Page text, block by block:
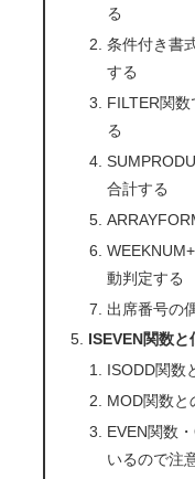
る
条件付き書
する
FILTER関
る
合計する
動判定する
出席番号の
ISEVEN関数
ISODD関数
MOD関数と
EVEN関数
いるので注意